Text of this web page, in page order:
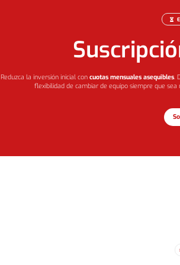

Reduzca la inversión inicial con cuotas mensuales asequibles.
flexibilidad de cambiar de equipo siempre que